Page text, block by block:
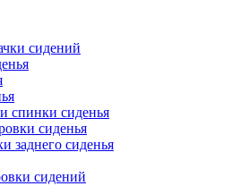
сидений
спинки сиденья
сиденья
заднего сиденья
сидений